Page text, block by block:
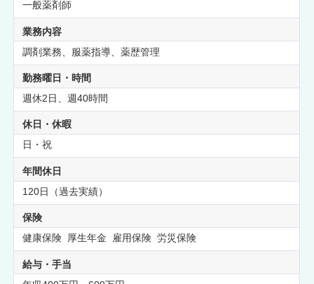
一般薬剤師
業務内容
調剤業務、服薬指導、薬歴管理
勤務曜日・時間
週休2日、週40時間
休日・休暇
日・祝
年間休日
120日（過去実績）
保険
健康保険 厚生年金 雇用保険 労災保険
給与・手当